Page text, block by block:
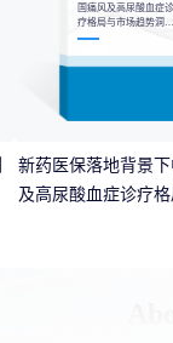
国痛风及高尿酸血症诊
疗格局与市场趋势洞察
报告
新药医保落地背景
及高尿酸血症诊疗